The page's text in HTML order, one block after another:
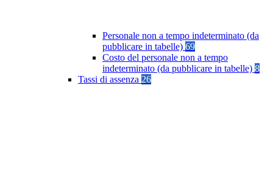
Personale non a tempo indeterminato (da
pubblicare in tabelle) 69
Costo del personale non a tempo
indeterminato (da pubblicare in tabelle) 8
Tassi di assenza 26